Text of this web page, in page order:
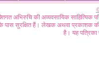
अभिरुचि की अव्यवसायिक
पास सुरक्षित हैं। लेखक अथवा प्रकाशक की
है। यह पत्रिका